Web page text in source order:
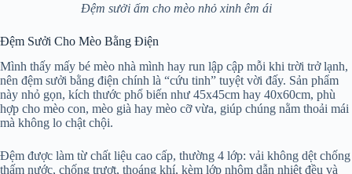
Đệm sưởi ấm cho mèo nhỏ xinh êm ái
Đệm Sưởi Cho Mèo Bằng Điện
Mình thấy mấy bé mèo nhà mình hay run lập cập mỗi khi trời trở lạnh,
nên đệm sưởi bằng điện chính là “cứu tinh” tuyệt vời đấy. Sản phẩm
này nhỏ gọn, kích thước phổ biến như 45x45cm hay 40x60cm, phù
hợp cho mèo con, mèo già hay mèo cỡ vừa, giúp chúng nằm thoải mái
mà không lo chật chội.
Đệm được làm từ chất liệu cao cấp, thường 4 lớp: vải không dệt chống
thấm nước, chống trượt, thoáng khí, kèm lớp nhôm dẫn nhiệt đều và